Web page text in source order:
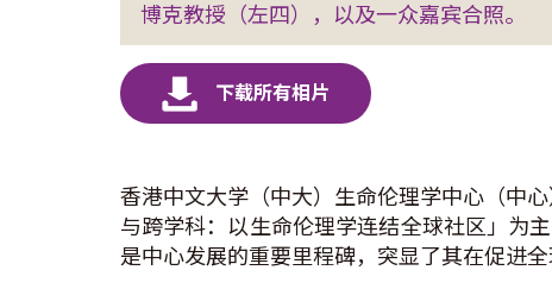
博克教授（左四），以及一众嘉宾合照。
香港中文大学（中大）生命伦理学中心（中
与跨学科：以生命伦理学连结全球社区」为
是中心发展的重要里程碑，突显了其在促进